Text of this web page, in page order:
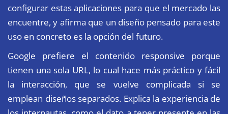
configurar estas aplicaciones para que el mercado las
encuentre, y afirma que un diseño pensado para este
uso en concreto es la opción del futuro.
Google prefiere el contenido responsive porque
tienen una sola URL, lo cual hace más práctico y fácil
la interacción, que se vuelve complicada si se
emplean diseños separados. Explica la experiencia de